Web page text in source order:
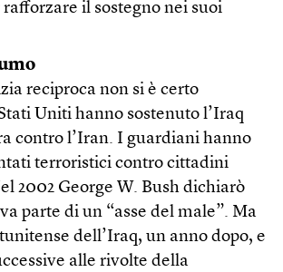
il sostegno nei suoi
reciproca non si è certo
Uniti hanno sostenuto l’Iraq
contro l’Iran. I guardiani hanno
terroristici contro cittadini
2002 George W. Bush dichiarò
parte di un “asse del male”. Ma
dell’Iraq, un anno dopo, e
alle rivolte della